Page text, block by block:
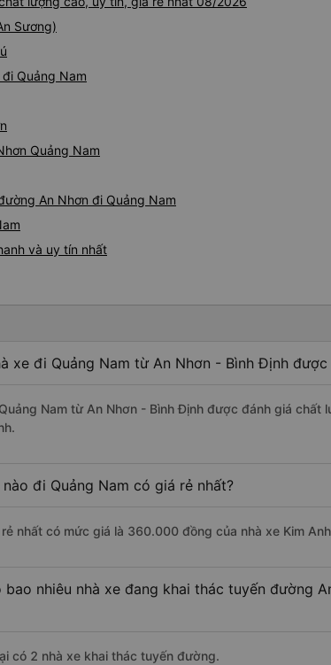
Sương)
Quảng Nam
Quảng Nam
An Nhơn đi Quảng Nam
và uy tín nhất
xe đi Quảng Nam từ An Nhơn - Bình Định
Nam từ An Nhơn - Bình Định được đánh giá chất
nào đi Quảng Nam có giá rẻ nhất?
nhất có mức giá là 360.000 đồng của nhà xe Kim
bao nhiêu nhà xe đang khai thác tuyến đường
có 2 nhà xe khai thác tuyến đường.